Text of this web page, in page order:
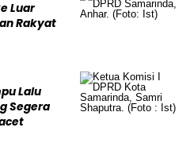
Luar
Rakyat
Lalu
Segera